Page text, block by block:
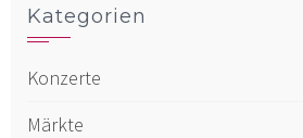
Kategorien
Konzerte
Märkte